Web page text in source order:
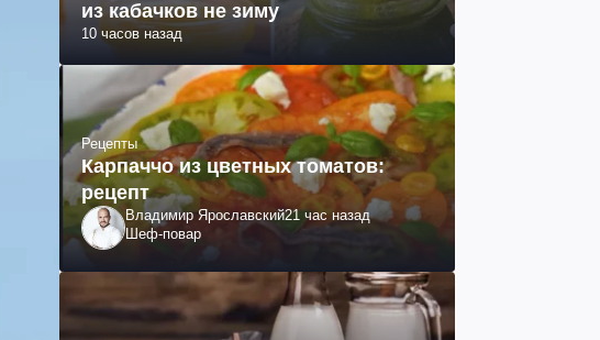
из кабачков не зиму
10 часов назад
Рецепты
Карпаччо из цветных томатов:
рецепт
Владимир Ярославский21 час назад
Шеф-повар